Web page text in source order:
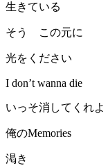
生きている
そう この元に
光をください
I don’t wanna die
いっそ消してくれよ
俺のMemories
渇き